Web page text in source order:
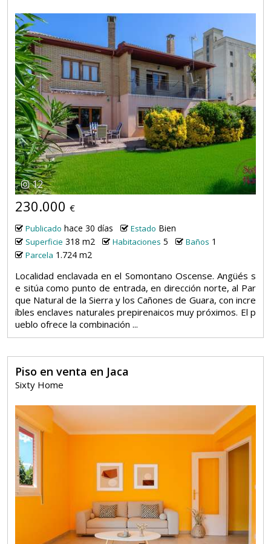
12
230.000 €
Publicado hace 30 días Estado Bien
Superficie 318 m2 Habitaciones 5 Baños 1
Parcela 1.724 m2
Localidad enclavada en el Somontano Oscense. Angüés s
e sitúa como punto de entrada, en dirección norte, al Par
que Natural de la Sierra y los Cañones de Guara, con incre
íbles enclaves naturales prepirenaicos muy próximos. El p
ueblo ofrece la combinación ...
Piso en venta en Jaca
Sixty Home